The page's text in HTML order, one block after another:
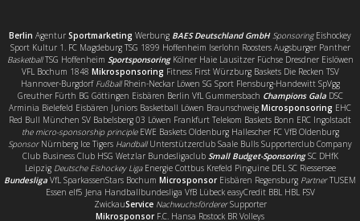
Berlin Agentur Sportmarketing Werbung BAES Deutschland GmbH SponsoringEishockey
Sport Kultur 1. FC Magdeburg TSG 1899 Hoffenheim Iserlohn Roosters Augsburger Panther
BasketballTSG Hoffenheim SportsponsoringKölner Haie Lausitzer Füchse Dresdner Eislöwen
VFL Bochum 1848 Mikrosponsoring Fitness First Würzburg Baskets Die Recken TSV
Hannover-Burgdorf FußballRhein-Neckar Löwen SG Sport Flensburg-Handewitt SpVgg
Greuther Fürth BG Göttingen Eisbären Berlin VfL Gummersbach Champions GalaDSC
Arminia Bielefeld Eisbären Juniors Basketball Löwen Braunschweig Microsponsoring EHC
Red Bull München SV Babelsberg 03 Löwen Frankfurt Telekom Baskets Bonn ERC Ingolstadt
the micro-sponsorship principleEWE Baskets Oldenburg Hallescher FC VfB Oldenburg
SponsorNürnberg Ice Tigers HandballUnterstützerclub Saale Bulls Supporterclub Company
Club Business Club HSG Wetzlar Bundesligaclub Small Budget-SponsoringSC DHfK
Leipzig Deutsche Eishockey LigaEnergie Cottbus Krefeld Pinguine DEL SC Riessersee
Bundesliga VfL SparkassenStars Bochum MicrosponsorEisbären Regensburg PartnerTUSEM
Essen elf5 Jena Handballbundesliga VfB Lübeck easyCredit BBL HBL FSV
ZwickauService NachwuchsfördererSupporter
MikrosponsorF.C. Hansa Rostock BR Volleys